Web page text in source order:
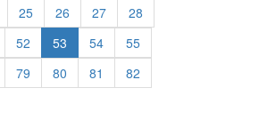
25 26 27
28
52 53 54
55
79 80 81
82